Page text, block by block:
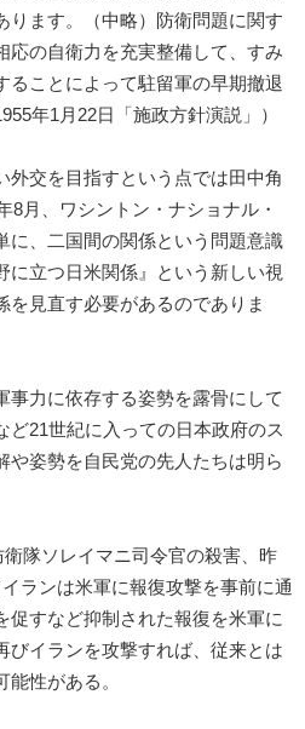
ります。（中略）防衛問題に関す
応の自衛力を充実整備して、すみ
ることによって駐留軍の早期撤退
年1月22日「施政方針演説」）
交を目指すという点では田中角
8月、ワシントン・ナショナル・
に、二国間の関係という問題意識
に立つ日米関係』という新しい視
を見直す必要があるのでありま
力に依存する姿勢を露骨にして
ど21世紀に入っての日本政府のス
や姿勢を自民党の先人たちは明ら
隊ソレイマニ司令官の殺害、昨
ランは米軍に報復攻撃を事前に通
促すなど抑制された報復を米軍に
びイランを攻撃すれば、従来とは
性がある。